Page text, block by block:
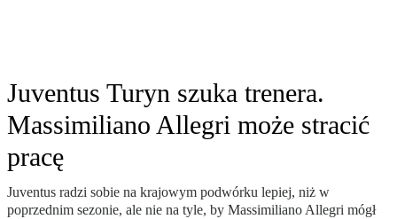
Juventus Turyn szuka trenera.
Massimiliano Allegri może stracić
pracę
Juventus radzi sobie na krajowym podwórku lepiej, niż w
poprzednim sezonie, ale nie na tyle, by Massimiliano Allegri mógł